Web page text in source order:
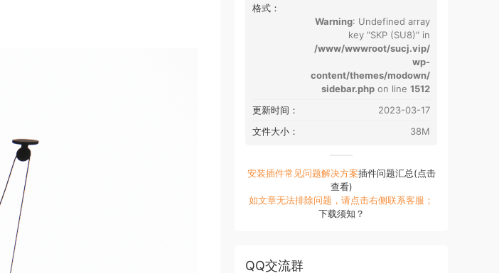
格式：
Warning: Undefined array
key "SKP (SU8)" in
/www/wwwroot/sucj.vip/
wp-
content/themes/modown/
sidebar.php on line 1512
更新时间：
2023-03-17
文件大小：
38M
安装插件常见问题解决方案插件问题汇总(点击
查看)
如文章无法排除问题，请点击右侧联系客服；
下载须知？
QQ交流群